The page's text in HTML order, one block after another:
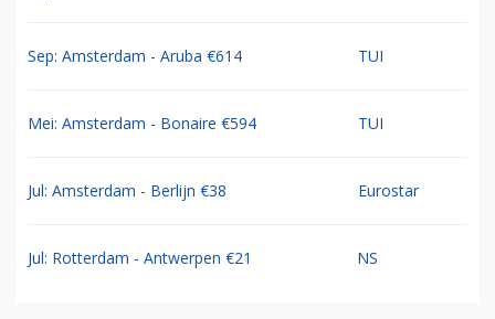
Sep: Amsterdam - Aruba €614 TUI
Mei: Amsterdam - Bonaire €594 TUI
Jul: Amsterdam - Berlijn €38 Eurostar
Jul: Rotterdam - Antwerpen €21 NS